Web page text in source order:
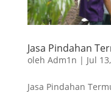
Jasa Pindahan
oleh Adm1n | Jul
Jasa Pindahan